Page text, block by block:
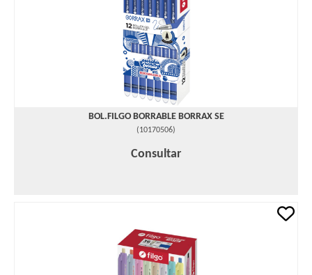
BOL.FILGO BORRABLE BORRAX SE
(10170506)
Consultar